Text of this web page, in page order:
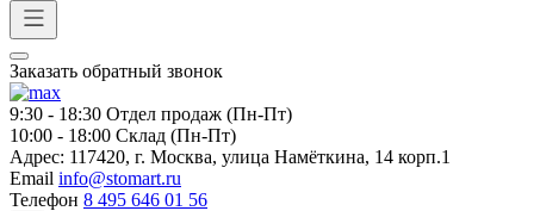
Заказать обратный звонок
9:30 - 18:30 Отдел продаж (Пн-Пт)
10:00 - 18:00 Склад (Пн-Пт)
Адрес: 117420, г. Москва, улица Намёткина, 14 корп.1
Email info@stomart.ru
Телефон 8 495 646 01 56